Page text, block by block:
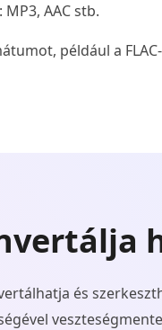
AAC stb.
például a
és